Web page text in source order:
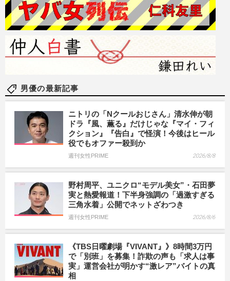
男優の最新記事
ニトリの「Nクールおじさん」清水伸が朝
ドラ『風、薫る』だけじゃな『マイ・フィ
クション』『告白』で怪演！今後はヒール
役でもオファー殺到か
週刊女性PRIME 2026/8/8
野村周平、ユニクロ“モデル美女”・石田夢
実と熱愛報道！下半身強調の「過激すぎる
三角水着」公開でネットざわつき
週刊女性PRIME 2026/8/6
《TBS日曜劇場『VIVANT』》8時間3万円
で「別班」を募集！詐欺の声も「求人は事
実」運営会社が明かす“激レア”バイトの真
相